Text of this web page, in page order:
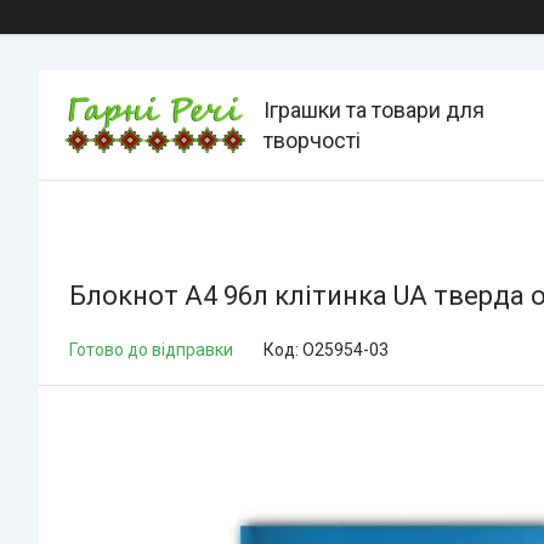
Іграшки та товари для
творчості
Блокнот А4 96л клітинка UA тверда
Готово до відправки Код: О25954-03